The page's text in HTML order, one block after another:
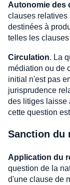
Autonomie des
clauses relatives
destinées à
telles les
Circulation. La
médiation ou de
initial n'est pas
jurisprudence
des litiges laisse
cette question
Sanction du
Application du
question de la
d'une clause de